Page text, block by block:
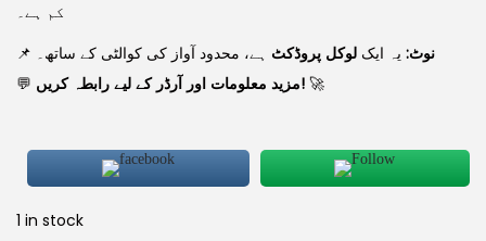
کم ہے۔
📌
نوٹ: یہ ایک لوکل پروڈکٹ ہے، محدود آواز کی کوالٹی کے ساتھ۔
💬
مزید معلومات اور آرڈر کے لیے رابطہ کریں! 🚀
1 in stock